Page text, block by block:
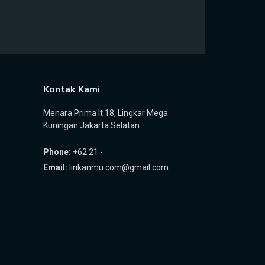
Kontak Kami
Menara Prima lt 18, Lingkar Mega
Kuningan Jakarta Selatan
Phone: +62 21 -
Email: lirikanmu.com@gmail.com